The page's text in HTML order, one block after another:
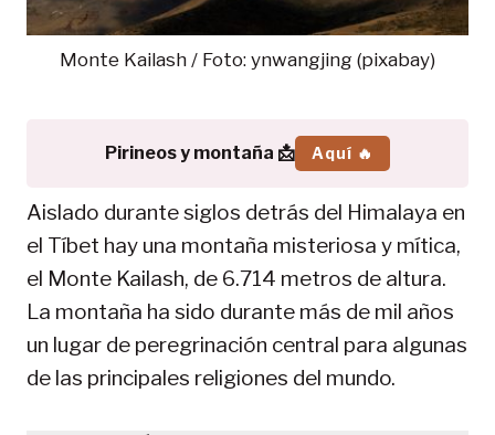
Monte Kailash / Foto: ynwangjing (pixabay)
Pirineos y montaña 📩 Aquí 🔥
Aislado durante siglos detrás del Himalaya en
el Tíbet hay una montaña misteriosa y mítica,
el Monte Kailash, de 6.714 metros de altura.
La montaña ha sido durante más de mil años
un lugar de peregrinación central para algunas
de las principales religiones del mundo.